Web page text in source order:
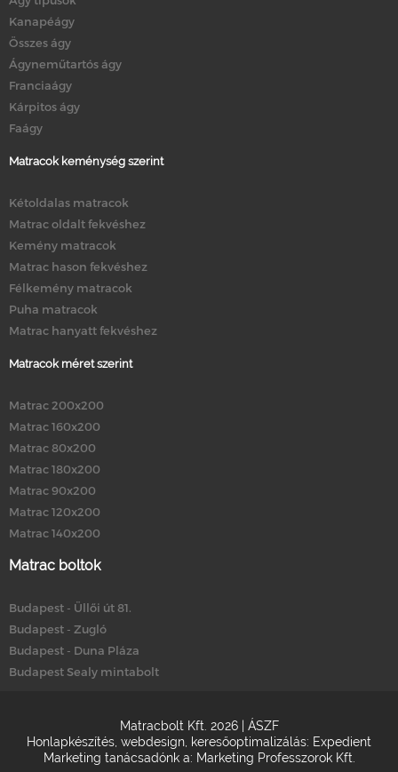
Kanapéágy
Összes ágy
Ágyneműtartós ágy
Franciaágy
Kárpitos ágy
Faágy
Matracok keménység szerint
Kétoldalas matracok
Matrac oldalt fekvéshez
Kemény matracok
Matrac hason fekvéshez
Félkemény matracok
Puha matracok
Matrac hanyatt fekvéshez
Matracok méret szerint
Matrac 200x200
Matrac 160x200
Matrac 80x200
Matrac 180x200
Matrac 90x200
Matrac 120x200
Matrac 140x200
Matrac boltok
Budapest - Üllői út 81.
Budapest - Zugló
Budapest - Duna Pláza
Budapest Sealy mintabolt
Matracbolt Kft. 2026 | ÁSZF
Honlapkészítés webdesign keresőoptimalizálás: Expedient
Marketing tanácsadónk a: Marketing Professzorok Kft.